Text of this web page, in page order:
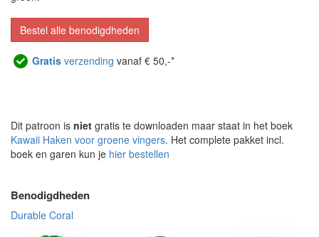
Bestel alle benodigdheden
Gratis verzending vanaf € 50,-*
Dit patroon is niet gratis te downloaden maar staat in het boek
Kawaii Haken voor groene vingers. Het complete pakket incl.
boek en garen kun je hier bestellen
Benodigdheden
Durable Coral